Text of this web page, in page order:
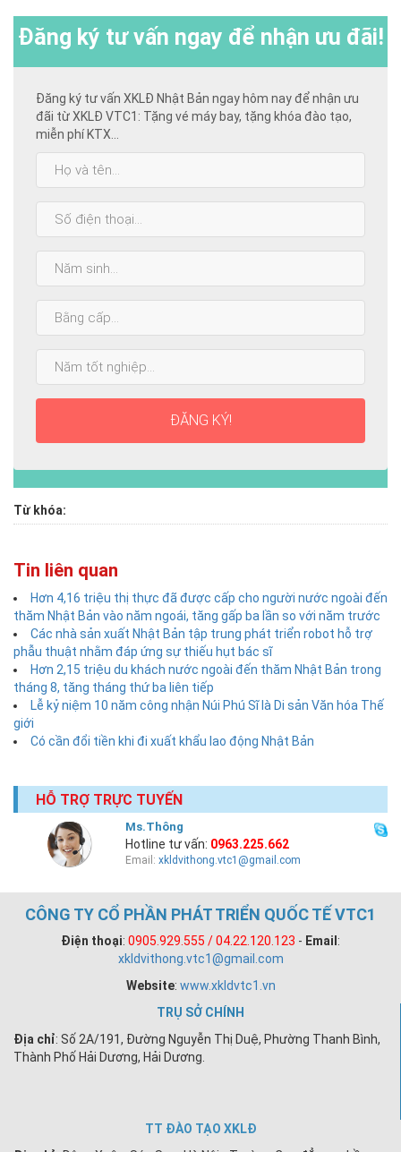
Đăng ký tư vấn ngay để nhận ưu đãi!
Đăng ký tư vấn XKLĐ Nhật Bản ngay hôm nay để nhận ưu
đãi từ XKLĐ VTC1: Tặng vé máy bay, tặng khóa đào tạo,
miễn phí KTX...
sinh:
cấp
nhất:
ĐĂNG KÝ!
Từ khóa:
Tin liên quan
Hơn 4,16 triệu thị thực đã được cấp cho người nước ngoài đến
thăm Nhật Bản vào năm ngoái, tăng gấp ba lần so với năm trước
Các nhà sản xuất Nhật Bản tập trung phát triển robot hỗ trợ
phẫu thuật nhằm đáp ứng sự thiếu hụt bác sĩ
Hơn 2,15 triệu du khách nước ngoài đến thăm Nhật Bản trong
tháng 8, tăng tháng thứ ba liên tiếp
Lễ kỷ niệm 10 năm công nhận Núi Phú Sĩ là Di sản Văn hóa Thế
giới
Có cần đổi tiền khi đi xuất khẩu lao động Nhật Bản
HỖ TRỢ TRỰC TUYẾN
Ms.Thông
Hotline tư vấn: 0963.225.662
Email:xkldvithong.vtc1@gmail.com
CÔNG TY CỔ PHẦN PHÁT TRIỂN QUỐC TẾ VTC1
Điện thoại: 0905.929.555 / 04.22.120.123 - Email :
xkldvithong.vtc1@gmail.com
Website: www.xkldvtc1.vn
TRỤ SỞ CHÍNH
Địa chỉ: Số 2A/191, Đường Nguyễn Thị Duệ, Phường Thanh Bình,
Thành Phố Hải Dương, Hải Dương.
TT ĐÀO TẠO XKLĐ